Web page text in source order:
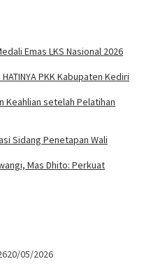
Emas LKS Nasional 2026
PKK Kabupaten Kediri
Keahlian setelah Pelatihan
Sidang Penetapan Wali
Mas Dhito: Perkuat
20/05/2026